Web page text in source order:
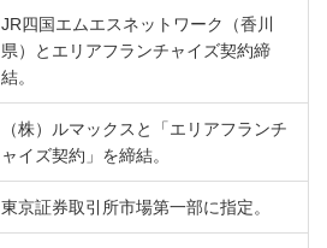
JR四国エムエスネットワーク（香川
県）とエリアフランチャイズ契約締
結。
（株）ルマックスと「エリアフランチ
ャイズ契約」を締結。
東京証券取引所市場第一部に指定。